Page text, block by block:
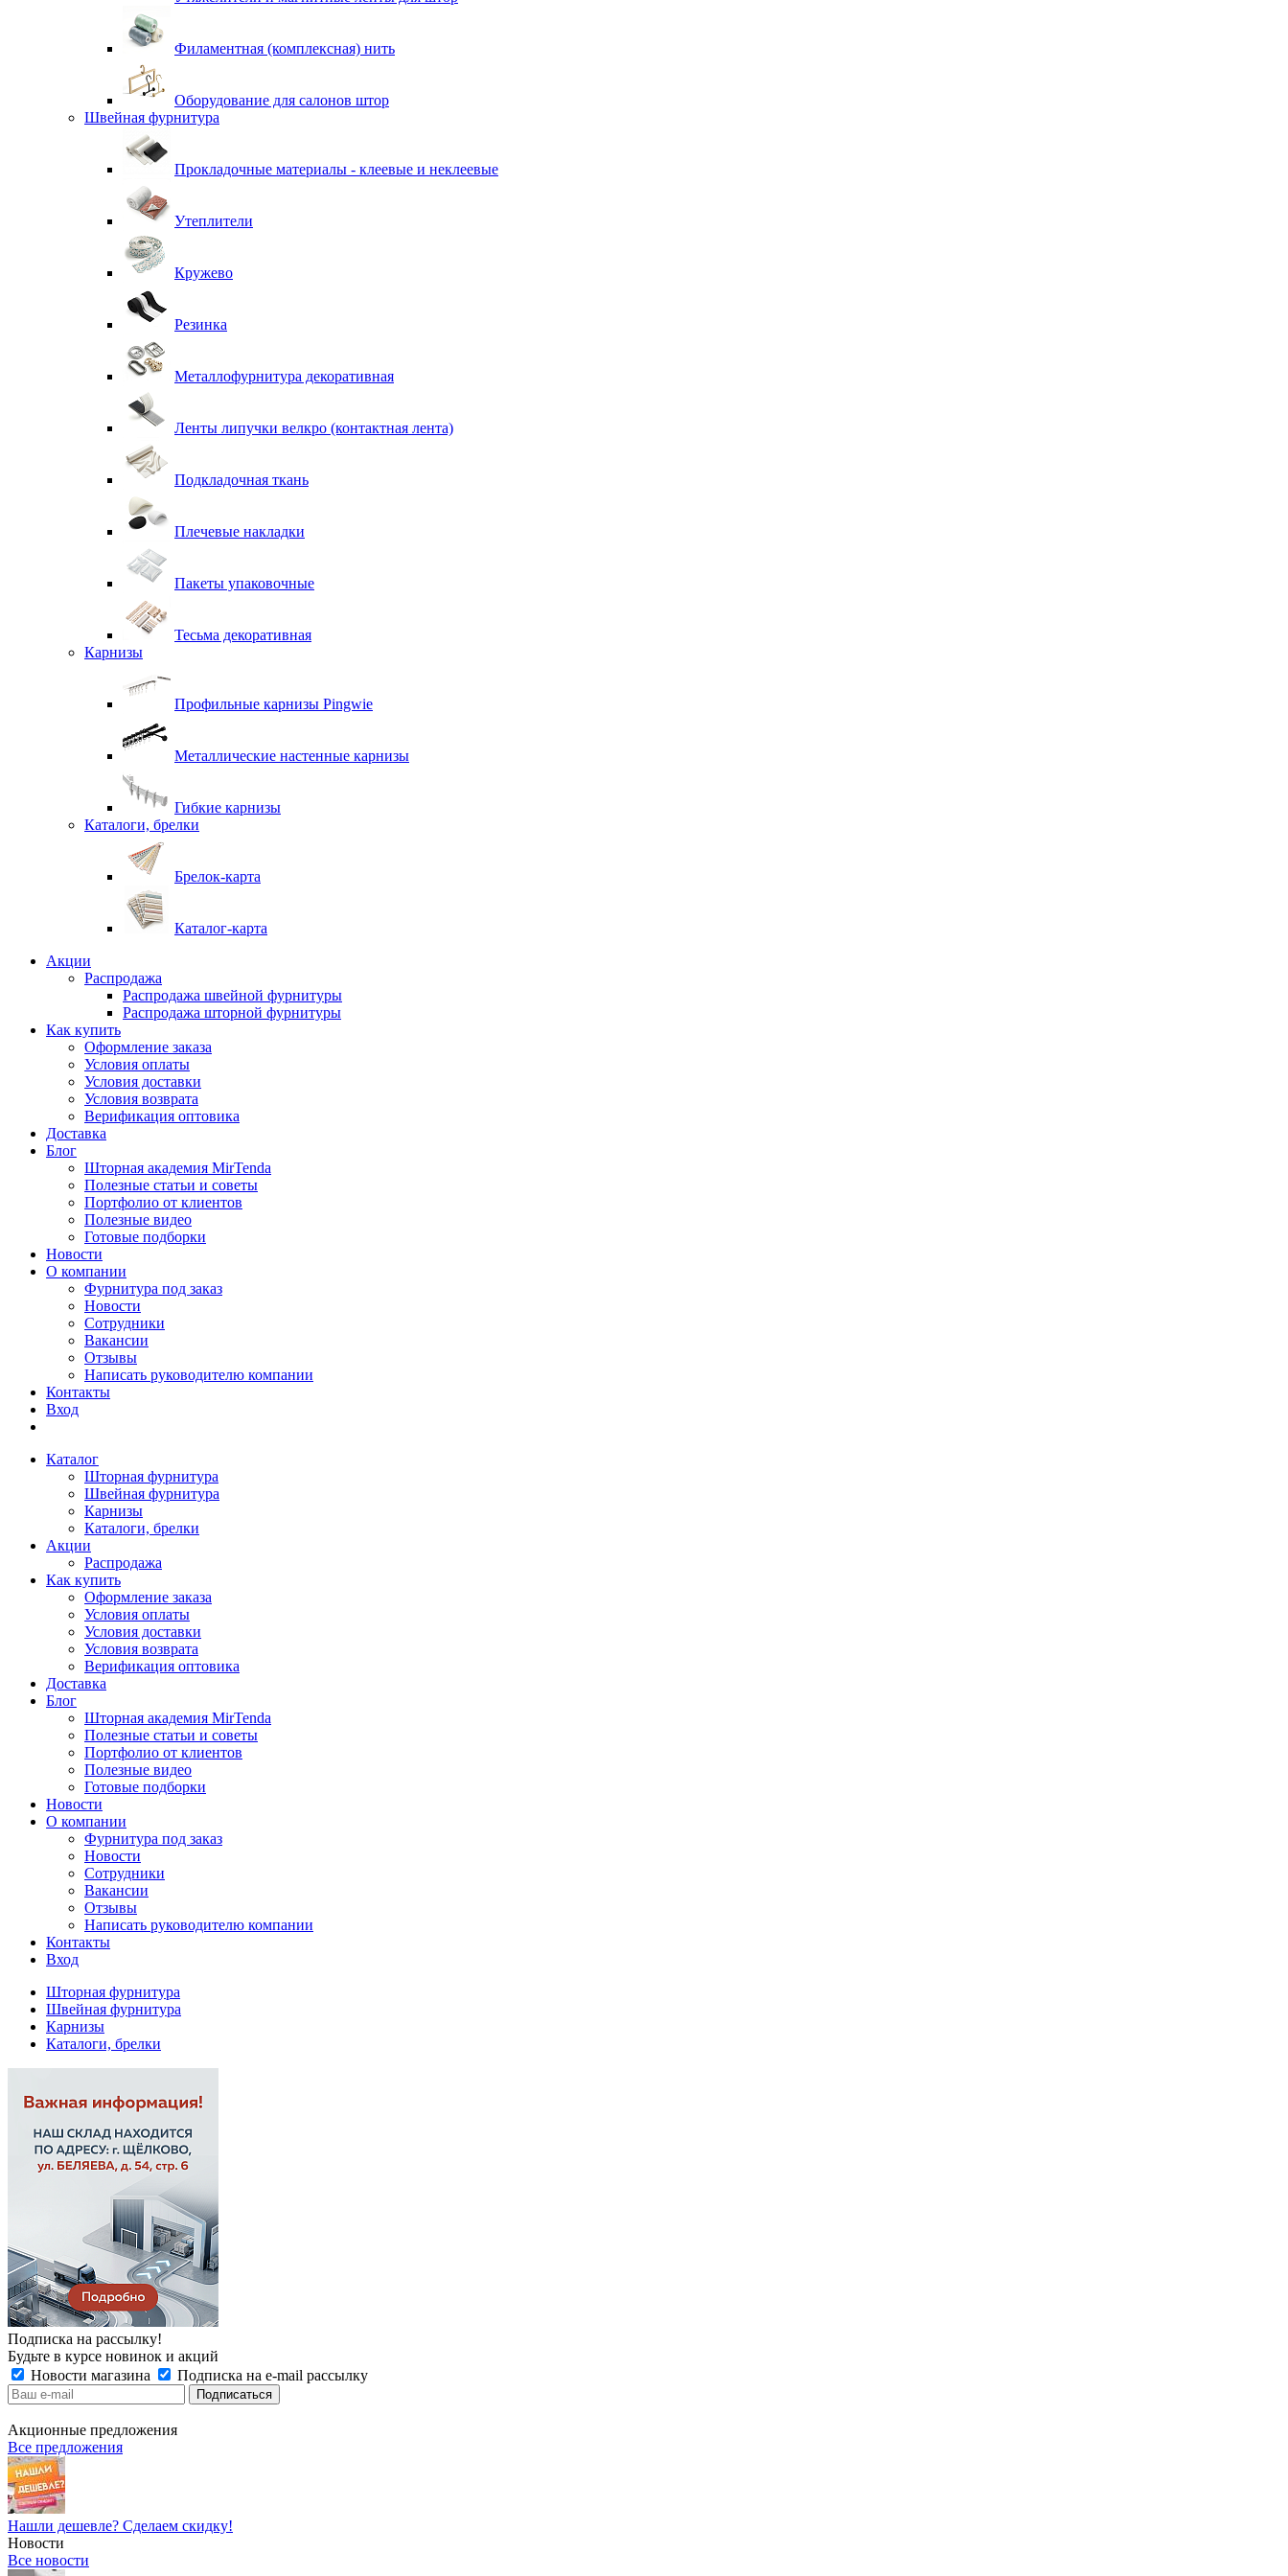
Филаментная (комплексная) нить
Оборудование для салонов штор
Швейная фурнитура
Прокладочные материалы - клеевые и неклеевые
Утеплители
Кружево
Резинка
Металлофурнитура декоративная
Ленты липучки велкро (контактная лента)
Подкладочная ткань
Плечевые накладки
Пакеты упаковочные
Тесьма декоративная
Карнизы
Профильные карнизы Pingwie
Металлические настенные карнизы
Гибкие карнизы
Каталоги, брелки
Брелок-карта
Каталог-карта
Акции
Распродажа
Распродажа швейной фурнитуры
Распродажа шторной фурнитуры
Как купить
Оформление заказа
Условия оплаты
Условия доставки
Условия возврата
Верификация оптовика
Доставка
Блог
Шторная академия MirTenda
Полезные статьи и советы
Портфолио от клиентов
Полезные видео
Готовые подборки
Новости
О компании
Фурнитура под заказ
Новости
Сотрудники
Вакансии
Отзывы
Написать руководителю компании
Контакты
Вход
Каталог
Шторная фурнитура
Швейная фурнитура
Карнизы
Каталоги, брелки
Акции
Распродажа
Как купить
Оформление заказа
Условия оплаты
Условия доставки
Условия возврата
Верификация оптовика
Доставка
Блог
Шторная академия MirTenda
Полезные статьи и советы
Портфолио от клиентов
Полезные видео
Готовые подборки
Новости
О компании
Фурнитура под заказ
Новости
Сотрудники
Вакансии
Отзывы
Написать руководителю компании
Контакты
Вход
Шторная фурнитура
Швейная фурнитура
Карнизы
Каталоги, брелки
Подписка на рассылку!
Будьте в курсе новинок и акций
Новости магазина
Подписка на e-mail рассылку
Акционные предложения
Все предложения
Нашли дешевле? Сделаем скидку!
Новости
Все новости